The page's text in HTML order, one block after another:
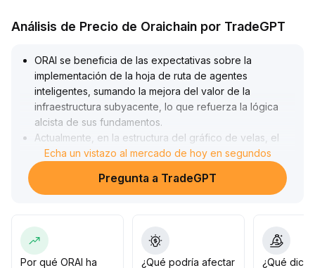
Análisis de Precio de Oraichain por TradeGPT
ORAI se beneficia de las expectativas sobre la
implementación de la hoja de ruta de agentes
inteligentes, sumando la mejora del valor de la
infraestructura subyacente, lo que refuerza la lógica
alcista de sus fundamentos.
Actualmente, en la estructura del gráfico de velas, el
precio se mantiene consolidado en una zona de baja
volatilidad y las medias móviles permanecen estables,
mientras que el análisis técnico espera la catalización
mercado resuenan, existe la posibilidad de un
rompimiento a corto plazo; atención especial a la
resistencia en la zona de 3,00–3,30 USD.
Echa un vistazo al mercado de hoy en segundos
Pregunta a TradeGPT
Por qué ORAI ha
¿Qué podría afectar
¿Qué